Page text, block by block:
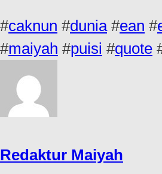
#caknun #dunia#ean #
#maiyah #puisi #quote
Redaktur Maiyah